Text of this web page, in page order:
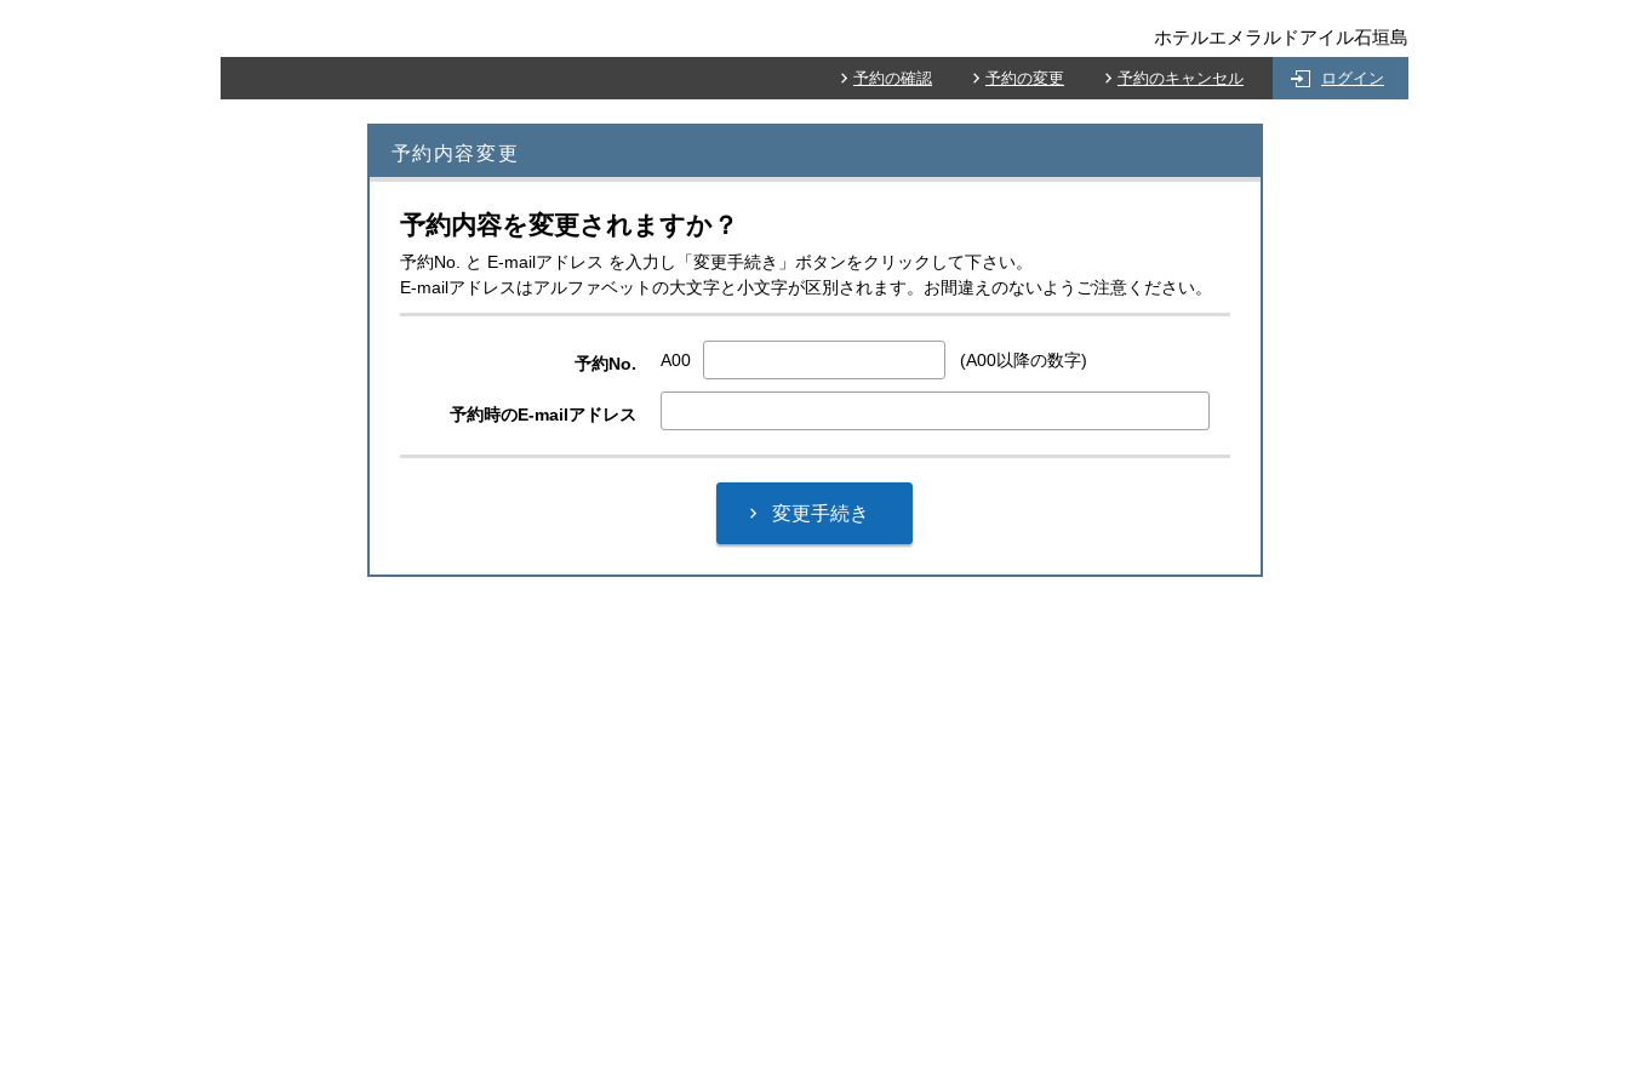
ホテルエメラルドアイル石垣島
予約の確認 予約の変更 予約のキャンセル ログイン
予約内容変更
予約内容を変更されますか？
予約No. と E-mailアドレス を入力し「変更手続き」ボタンをクリックして下さい。
E-mailアドレスはアルファベットの大文字と小文字が区別されます。お間違えのないようご注意ください。
予約No. A00 (A00以降の数字)
予約時のE-mailアドレス